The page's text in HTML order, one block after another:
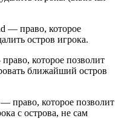
— право, которое
остров игрока.
которое позволит
ближайший остров
право, которое позволит
с острова, не сам